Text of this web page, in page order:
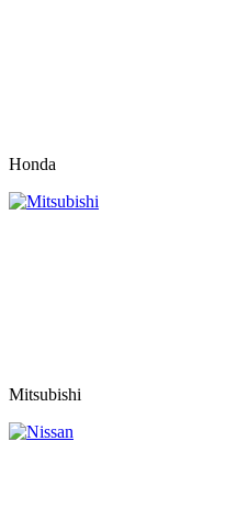
Honda
Mitsubishi